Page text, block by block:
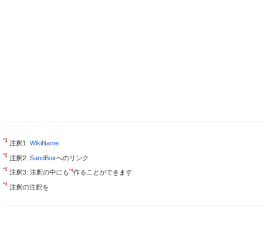
*1 注釈1: WikiName
*2 注釈2: SandBoxへのリンク
*3 注釈3: 注釈の中にも*4作ることができます
*4 注釈の注釈を